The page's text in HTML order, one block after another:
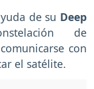
de su Deep
de
con
el satélite.